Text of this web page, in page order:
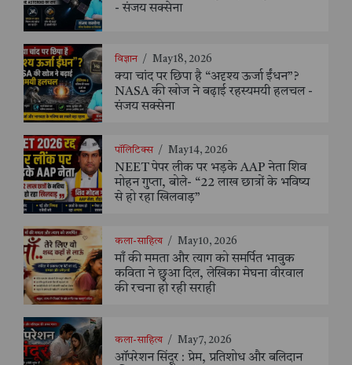
- संजय सक्सेना
विज्ञान / May 18, 2026
क्या चांद पर छिपा है “अदृश्य ऊर्जा ईंधन”?
NASA की खोज ने बढ़ाई रहस्यमयी हलचल -
संजय सक्सेना
पॉलिटिक्स / May 14, 2026
NEET पेपर लीक पर भड़के AAP नेता शिव
मोहन गुप्ता, बोले- “22 लाख छात्रों के भविष्य
से हो रहा खिलवाड़”
कला-साहित्य / May 10, 2026
माँ की ममता और त्याग को समर्पित भावुक
कविता ने छुआ दिल, लेखिका मेघना वीरवाल
की रचना हो रही सराही
कला-साहित्य / May 7, 2026
ऑपरेशन सिंदूर : प्रेम, प्रतिशोध और बलिदान